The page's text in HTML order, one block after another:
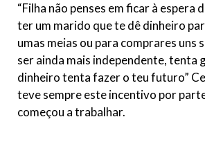
“Filha não penses em ficar à espera
ter um marido que te dê dinheiro
umas meias ou para comprares uns
ser ainda mais independente, tenta
dinheiro tenta fazer o teu futuro”
teve sempre este incentivo por
começou a trabalhar.